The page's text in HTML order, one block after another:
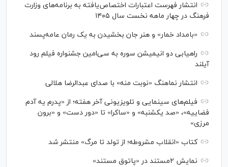
انتشار فهرست اعتبارات اختصاص‌یافته به برنامه‌های وزارت
فرهنگ در چهار ماهه نخست سال ۱۴۰۵
«بامداد خمار» و هنر جان بخشیدن به یک رمان عامه‌پسند
راهیابی دو انیمیشن سوره به سی‌امین جشنواره فیلم رود
آیلند
انتشار نماهنگ «نوبت منه» با صدای عبدالرضا هلالی
فیلم‌های سینمایی و تلویزیونی آخر هفته؛ از «پدرم یه آدم
فضاییه»، «صد یکشنبه» و «ساکرا» تا «دور دست» و «برون
مرزی»
کتاب «انقلاب مشروطه؛ از تولد تا مرگ» منتشر شد
نمایش ۲مستند در «پاتوق مستند»